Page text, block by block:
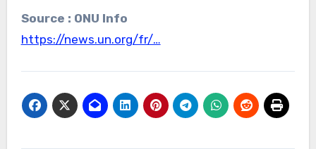
Source : ONU Info
https://news.un.org/fr/…